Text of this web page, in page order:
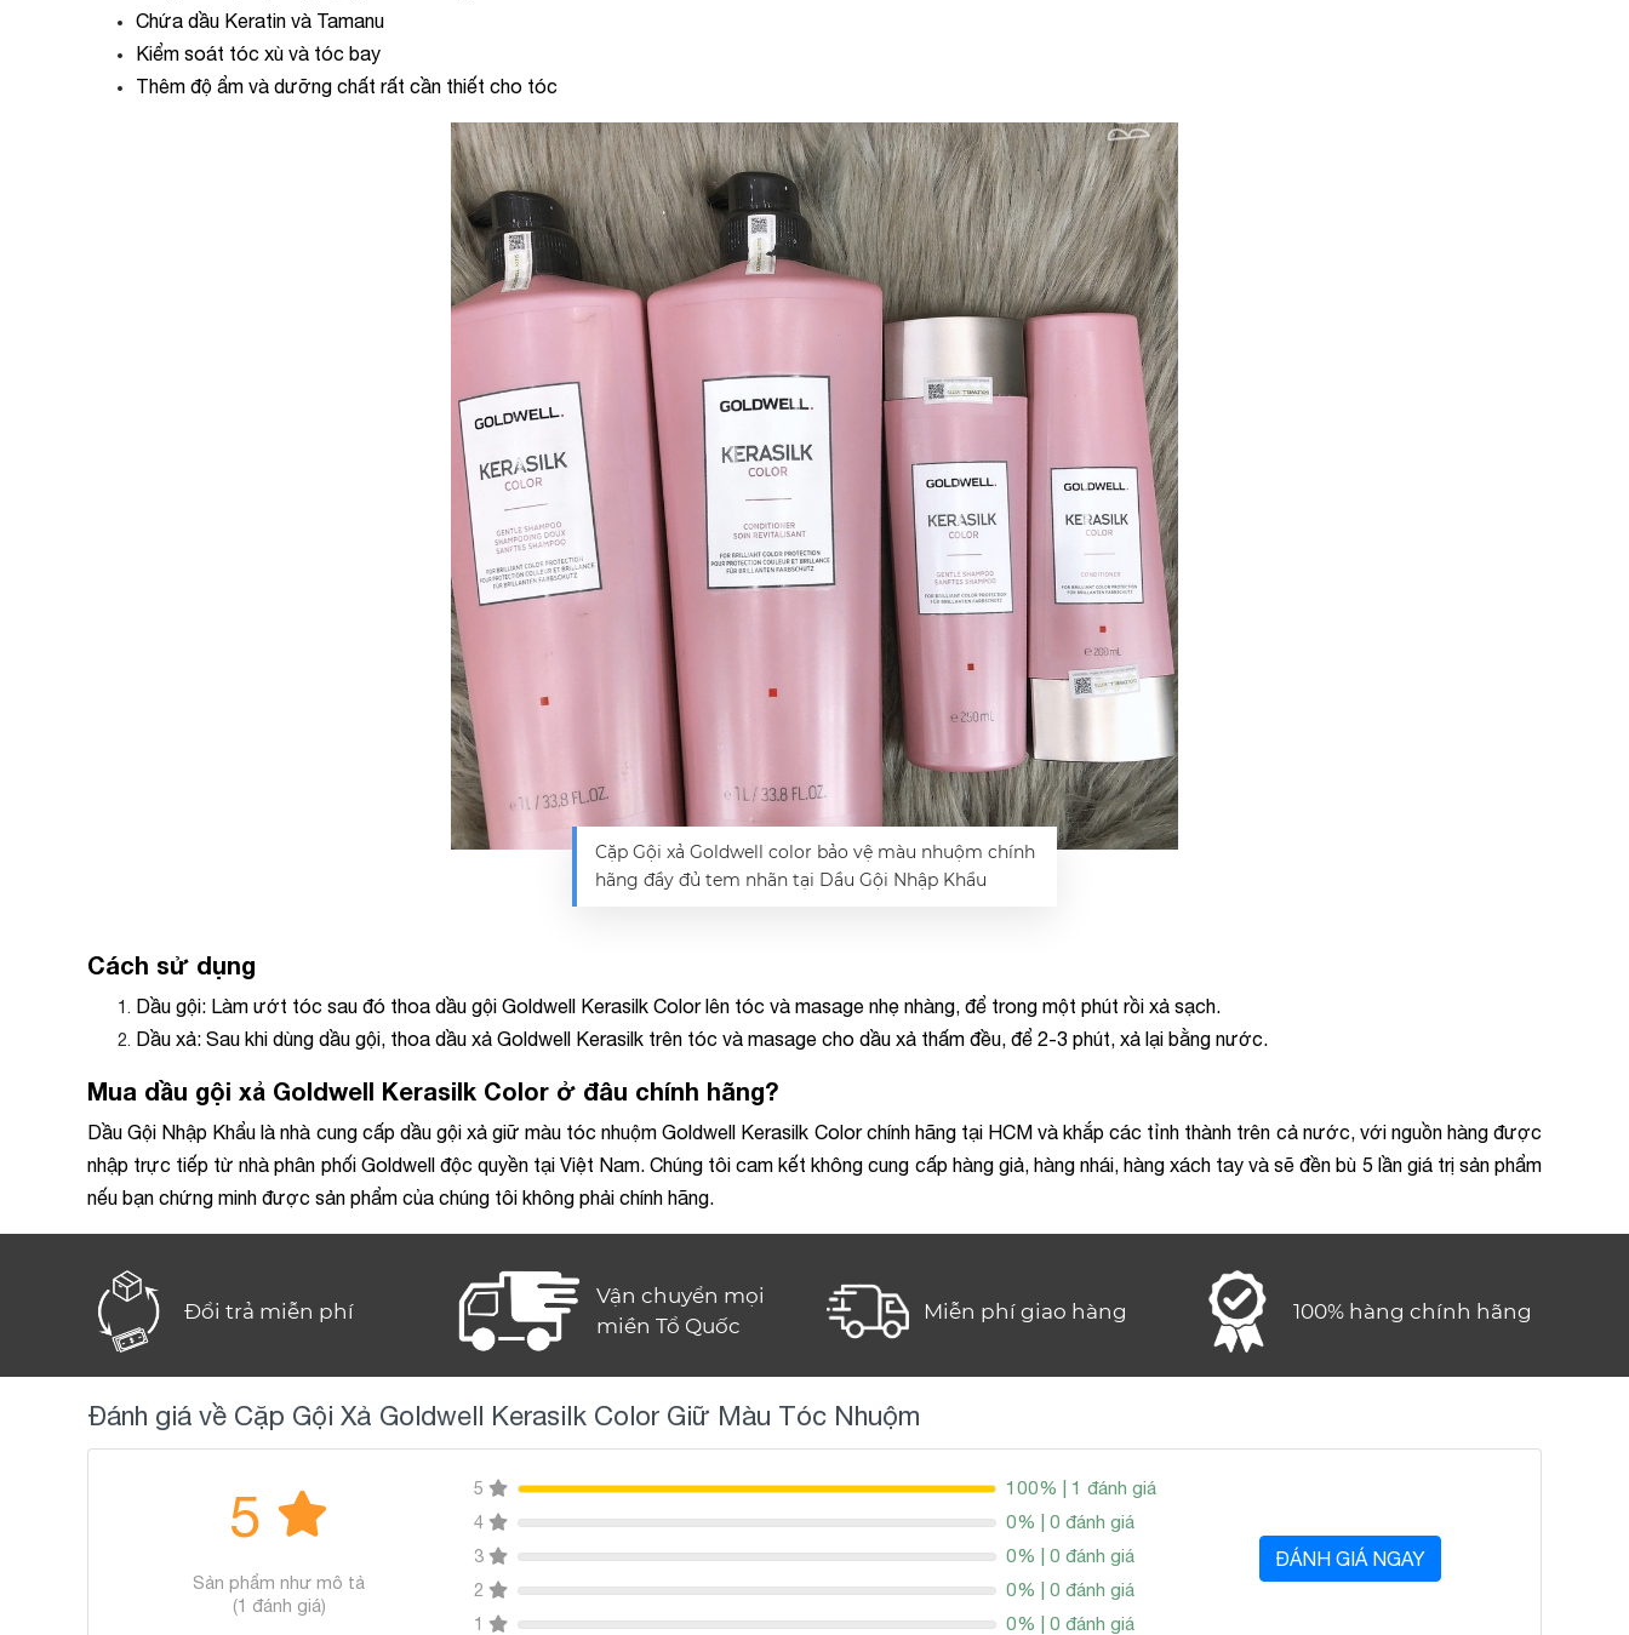
Chứa dầu Keratin và Tamanu
Kiểm soát tóc xù và tóc bay
Thêm độ ẩm và dưỡng chất rất cần thiết cho tóc
Cặp Gội xả Goldwell color bảo vệ màu nhuộm chính
hãng đầy đủ tem nhãn tại Dầu Gội Nhập Khẩu
Cách sử dụng
Dầu gội: Làm ướt tóc sau đó thoa dầu gội Goldwell Kerasilk Color lên tóc và masage nhẹ nhàng, để trong một phút rồi xả sạch.
Dầu xả: Sau khi dùng dầu gội, thoa dầu xả Goldwell Kerasilk trên tóc và masage cho dầu xả thấm đều, để 2-3 phút, xả lại bằng nước.
Mua dầu gội xả Goldwell Kerasilk Color ở đâu chính hãng?
Dầu Gội Nhập Khẩu là nhà cung cấp dầu gội xả giữ màu tóc nhuộm Goldwell Kerasilk Color chính hãng tại HCM và khắp các tỉnh thành trên cả nước, với nguồn hàng được
nhập trực tiếp từ nhà phân phối Goldwell độc quyền tại Việt Nam. Chúng tôi cam kết không cung cấp hàng giả, hàng nhái, hàng xách tay và sẽ đền bù 5 lần giá trị sản phẩm
nếu bạn chứng minh được sản phẩm của chúng tôi không phải chính hãng.
Đổi trả miễn phí
Vận chuyển mọi
miền Tổ Quốc
Miễn phí giao hàng 100% hàng chính hãng
Đánh giá về Cặp Gội Xả Goldwell Kerasilk Color Giữ Màu Tóc Nhuộm
5
Sản phẩm như mô tả
(1 đánh giá)
5 100% | 1 đánh giá
4 0% | 0 đánh giá
3 0% | 0 đánh giá
2 0% | 0 đánh giá
1 0% | 0 đánh giá
ĐÁNH GIÁ NGAY